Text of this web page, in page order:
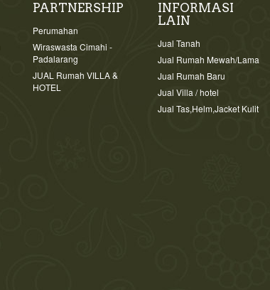
PARTNERSHIP
Perumahan
Wiraswasta Cimahi -
Padalarang
JUAL Rumah VILLA &
HOTEL
INFORMASI
LAIN
Jual Tanah
Jual Rumah Mewah/Lama
Jual Rumah Baru
Jual Villa / hotel
Jual Tas,Helm,Jacket Kulit